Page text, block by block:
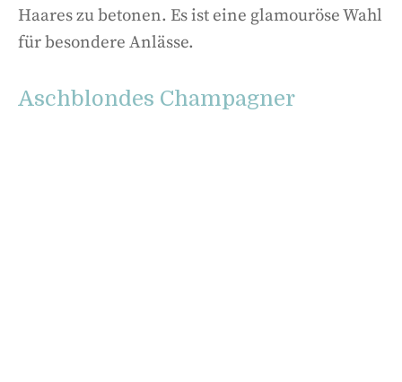
Haares zu betonen. Es ist eine glamouröse Wahl
für besondere Anlässe.
Aschblondes Champagner